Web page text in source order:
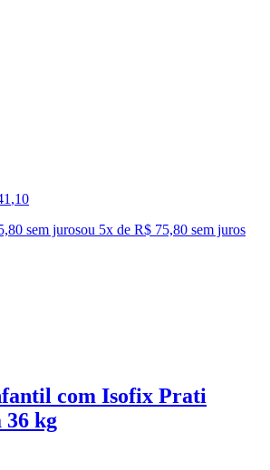
,10
sem jurosou 5x de R$ 75,80 sem juros
com Isofix Prati
36 kg